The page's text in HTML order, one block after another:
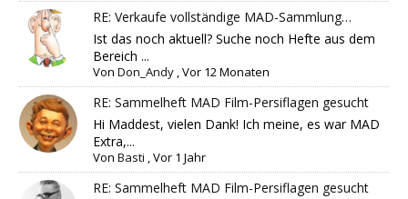
RE: Verkaufe vollständige MAD-Sammlung…
Ist das noch aktuell? Suche noch Hefte aus dem
Bereich ...
VonDon_Andy ,Vor 12 Monaten
RE: Sammelheft MAD Film-Persiflagen gesucht
Hi Maddest, vielen Dank! Ich meine, es war MAD
Extra,...
VonBasti ,Vor 1 Jahr
RE: Sammelheft MAD Film-Persiflagen gesucht